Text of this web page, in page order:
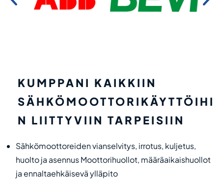
KUMPPANI KAIKKIIN
SÄHKÖMOOTTORIKÄYTTÖIHI
N LIITTYVIIN TARPEISIIN
Sähkömoottoreiden vianselvitys, irrotus, kuljetus,
huolto ja asennus Moottorihuollot, määräaikaishuollot
ja ennaltaehkäisevä ylläpito